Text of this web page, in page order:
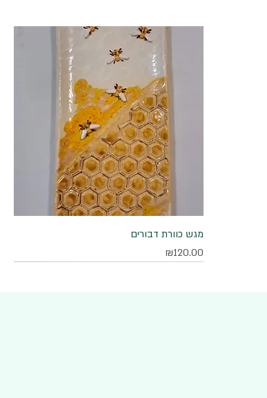
תצוגה מהירהמגש כוורת דבורים
מחיר
₪120.00